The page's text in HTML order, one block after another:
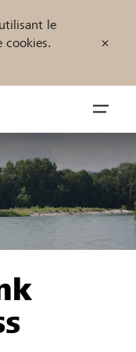
le
cookies.
öffnen